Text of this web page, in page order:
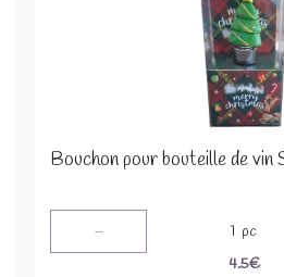
Bouchon pour bouteille de vin
- 1 pc
4.5€